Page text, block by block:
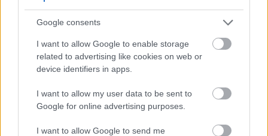
Google consents
I want to allow Google to enable storage
related to advertising like cookies on web or
device identifiers in apps.
I want to allow my user data to be sent to
Google for online advertising purposes.
I want to allow Google to send me
الحمضية. على عكس معظم نباتات الحدائق، ينمو التوت الأزرق
في تربة ذات درجة حموضة تتراوح بين 4.0 و5.5. هذه الحموضة
ضرورية لحصول النباتات على العناصر الغذائية بشكل صحيح.
اختبار درجة حموضة التربة
قبل زراعة التوت الأزرق، من المهم معرفة درجة الحموضة الأولية